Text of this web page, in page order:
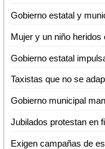
Mujer y un niño heridos